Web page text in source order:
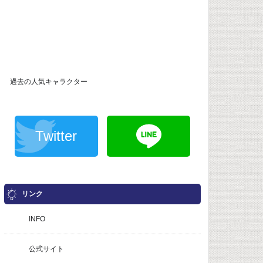
過去の人気キャラクター
Twitter
リンク
INFO
公式サイト